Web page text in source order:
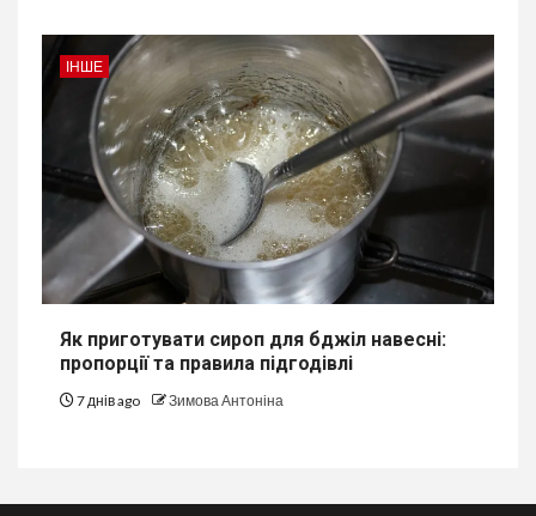
ІНШЕ
Як приготувати сироп для бджіл навесні:
пропорції та правила підгодівлі
7 днів ago Зимова Антоніна